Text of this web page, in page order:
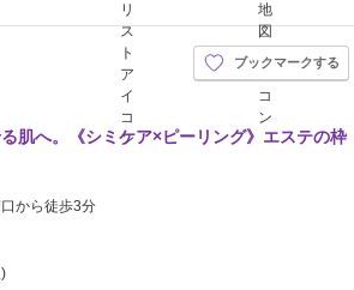
ブックマークする
肌へ。《シミケア×ピーリング》エステの枠
から徒歩3分